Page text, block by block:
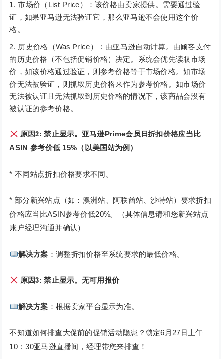
市场价（List Price）：该价格由卖家提供。需要通过验
证，如果亚马逊无法验证它，那么亚马逊不会使用这个价
格。
历史价格（Was Price）：由亚马逊自动计算。由顾客支付
的历史价格（不包括促销价格）决定。系统会优先读取市场
价，如该价格通过验证，则参考价格等于市场价格。如市场
价无法被验证，则抓取历史价格来作为参考价格。如市场价
无法被认证且无法抓取到历史价格的情况下，该商品会没有
被认证的参考价格。
原因2: 禁止显示。亚马逊Prime会员日折扣价格应当比
ASIN 参考价低 15%（以美国站为例）
* 不同站点折扣价格要求不同。
* 部分新兴站点（如：澳洲站、阿联酋站、沙特站）要求折扣
价格应当比ASIN参考价低20%。（具体信息请和您新兴站点
账户经理沟通并确认）
解决方案 ：调整折扣价格至系统要求的最低价格。
原因3: 禁止显示。无可用报价
解决方案 ：根据卖家平台显示为准。
不知道如何排查大促前的促销活动隐患？锁定6月27日上午
10：30亚马逊直播间，经理带您来排查！